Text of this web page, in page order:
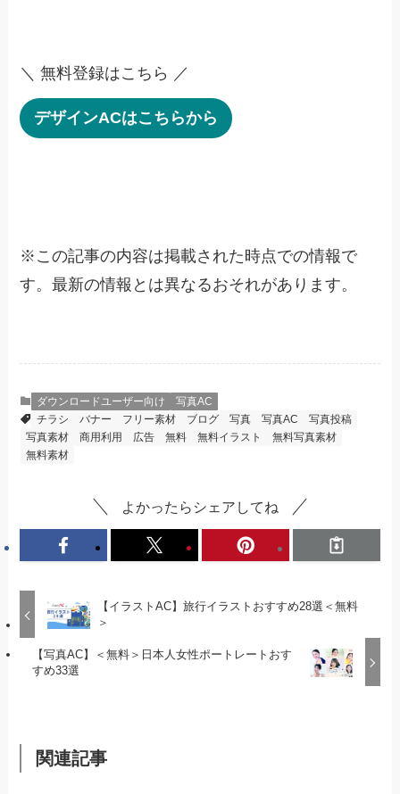
＼ 無料登録はこちら ／
デザインACはこちらから
※ この記事の内容は掲載された時点での情報で
す。最新の情報とは異なるおそれがあります。
ダウンロードユーザー向け
写真AC
チラシ
バナー フリー素材 ブログ 写真 写真AC
写真投稿
写真素材
商用利用 広告 無料 無料イラスト
無料写真素材
無料素材
よかったらシェアしてね
【イラストAC】旅行イラストおすすめ28選＜無料
＞
【写真AC】＜無料＞日本人女性ポートレートおす
すめ33選
関連記事